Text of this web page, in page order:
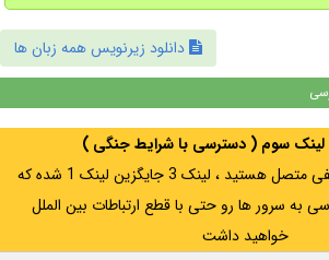
دانلود زیرنویس همه زبان ها
لینک سوم ( دسترسی با شرایط جنگی )
اگر از ایران به آدرس مخفی متصل هستید ، لینک 3 جایگزین لینک 1 شده که
به سرور ها رو حتی با قطع ارتباطات بین الملل
خواهید داشت